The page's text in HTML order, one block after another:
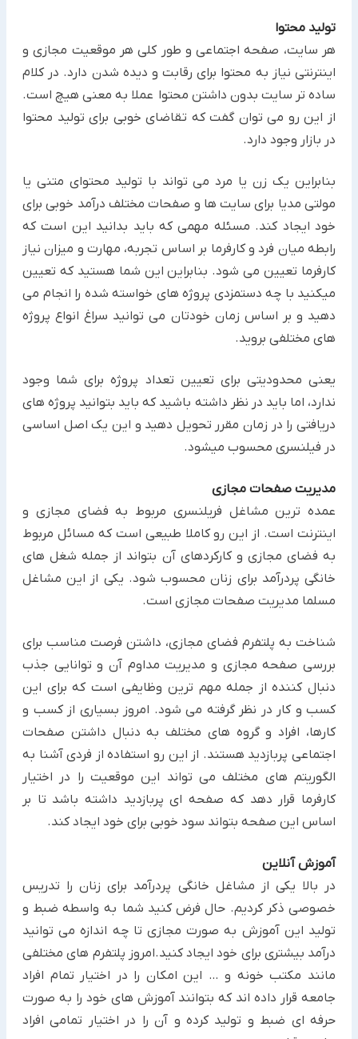
تولید محتوا
هر سایت، صفحه اجتماعی و طور کلی هر موقعیت مجازی و
اینترنتی نیاز به محتوا برای رقابت و دیده شدن دارد. در کلام
ساده تر سایت بدون داشتن محتوا عملا به معنی هیچ است.
از این رو می توان گفت که تقاضای خوبی برای تولید محتوا
در بازار وجود دارد.
بنابراین یک زن یا مرد می تواند با تولید محتوای متنی یا
مولتی مدیا برای سایت ها و صفحات مختلف درآمد خوبی برای
خود ایجاد کند. مسئله مهمی که باید بدانید این است که
رابطه میان فرد و کارفرما بر اساس تجربه، مهارت و میزان نیاز
کارفرما تعیین می شود. بنابراین این شما هستید که تعیین
میکنید با چه دستمزدی پروژه های خواسته شده را انجام می
دهید و بر اساس زمان خودتان می توانید سراغ انواع پروژه
های مختلفی بروید.
یعنی محدودیتی برای تعیین تعداد پروژه برای شما وجود
ندارد، اما باید در نظر داشته باشید که باید بتوانید پروژه های
دریافتی را در زمان مقرر تحویل دهید و این یک اصل اساسی
در فیلنسری محسوب میشود.
مدیریت صفحات مجازی
عمده ترین مشاغل فریلنسری مربوط به فضای مجازی و
اینترنت است. از این رو کاملا طبیعی است که مسائل مربوط
به فضای مجازی و کارکردهای آن بتواند از جمله شغل های
خانگی پردرآمد برای زنان محسوب شود. یکی از این مشاغل
مسلما مدیریت صفحات مجازی است.
شناخت به پلتفرم فضای مجازی، داشتن فرصت مناسب برای
بررسی صفحه مجازی و مدیریت مداوم آن و توانایی جذب
دنبال کننده از جمله مهم ترین وظایفی است که برای این
کسب و کار در نظر گرفته می شود. امروز بسیاری از کسب و
کارها، افراد و گروه های مختلف به دنبال داشتن صفحات
اجتماعی پربازدید هستند. از این رو استفاده از فردی آشنا به
الگوریتم های مختلف می تواند این موقعیت را در اختیار
کارفرما قرار دهد که صفحه ای پربازدید داشته باشد تا بر
اساس این صفحه بتواند سود خوبی برای خود ایجاد کند.
آموزش آنلاین
در بالا یکی از مشاغل خانگی پردرآمد برای زنان را تدریس
خصوصی ذکر کردیم. حال فرض کنید شما به واسطه ضبط و
تولید این آموزش به صورت مجازی تا چه اندازه می توانید
درآمد بیشتری برای خود ایجاد کنید.امروز پلتفرم های مختلفی
مانند مکتب خونه و … این امکان را در اختیار تمام افراد
جامعه قرار داده اند که بتوانند آموزش های خود را به صورت
حرفه ای ضبط و تولید کرده و آن را در اختیار تمامی افراد